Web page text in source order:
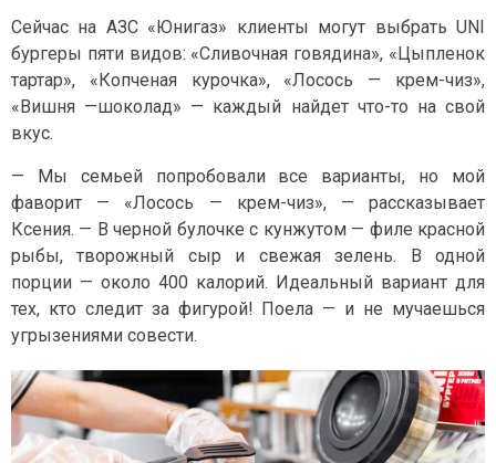
Сейчас на АЗС «Юнигаз» клиенты могут выбрать UNI
бургеры пяти видов: «Сливочная говядина», «Цыпленок
тартар», «Копченая курочка», «Лосось — крем-чиз»,
«Вишня —шоколад» — каждый найдет что-то на свой
вкус.
— Мы семьей попробовали все варианты, но мой
фаворит — «Лосось — крем-чиз», — рассказывает
Ксения. — В черной булочке с кунжутом — филе красной
рыбы, творожный сыр и свежая зелень. В одной
порции — около 400 калорий. Идеальный вариант для
тех, кто следит за фигурой! Поела — и не мучаешься
угрызениями совести.